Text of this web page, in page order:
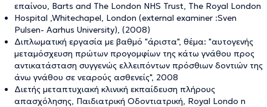
επαίνου, Barts and The London NHS Trust, The Royal London
Hospital ,Whitechapel, London (external examiner :Sven
Pulsen- Aarhus University), (2008)
Διπλωματική εργασία με βαθμό "άριστα", θέμα: "αυτογενής
μεταμόσχευση πρώτων προγομφίων της κάτω γνάθου προς
αντικατάσταση συγγενώς ελλειπόντων πρόσθιων δοντιών της
άνω γνάθου σε νεαρούς ασθενείς", 2008
Διετής μεταπτυχιακή κλινική εκπαίδευση πλήρους
απασχόλησης, Παιδιατρική Οδοντιατρική, Royal Londo n